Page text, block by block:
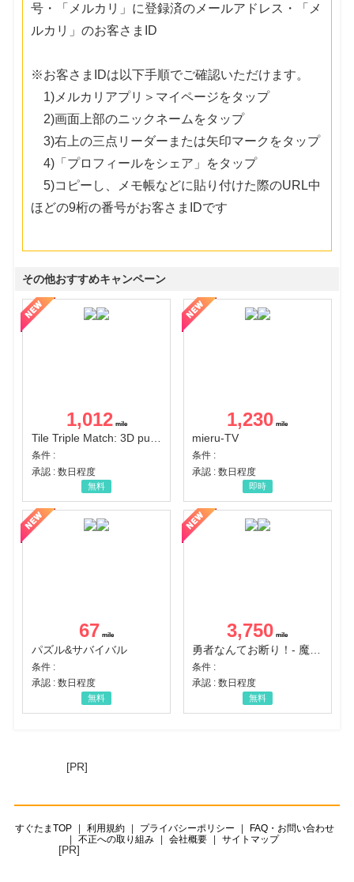
号・「メルカリ」に登録済のメールアドレス・「メ
ルカリ」のお客さまID
※お客さまIDは以下手順でご確認いただけます。
1)メルカリアプリ＞マイページをタップ
2)画面上部のニックネームをタップ
3)右上の三点リーダーまたは矢印マークをタップ
4)「プロフィールをシェア」をタップ
5)コピーし、メモ帳などに貼り付けた際のURL中
ほどの9桁の番号がお客さまIDです
その他おすすめキャンペーン
1,012
Tile Triple Match: 3D puzzle
条件 :
承認 : 数日程度
無料
1,230
mieru-TV
条件 :
承認 : 数日程度
即時
67
パズル&サバイバル
条件 :
承認 : 数日程度
無料
3,750
条件 :
承認 : 数日程度
無料
[PR]
すぐたまTOP 利用規約 プライバシーポリシー
FAQ・お問い合わせ
不正への取り組み
会社概要 サイトマップ
[PR]